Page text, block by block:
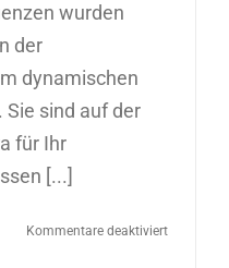
wurden
der
dynamischen
sind auf der
für Ihr
[...]
Kommentare deaktiviertfür